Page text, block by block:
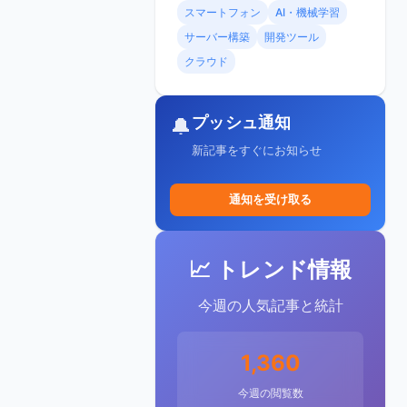
スマートフォン
AI・機械学習
サーバー構築
開発ツール
クラウド
🔔プッシュ通知
新記事をすぐにお知らせ
通知を受け取る
📈 トレンド情報
今週の人気記事と統計
1,360
今週の閲覧数